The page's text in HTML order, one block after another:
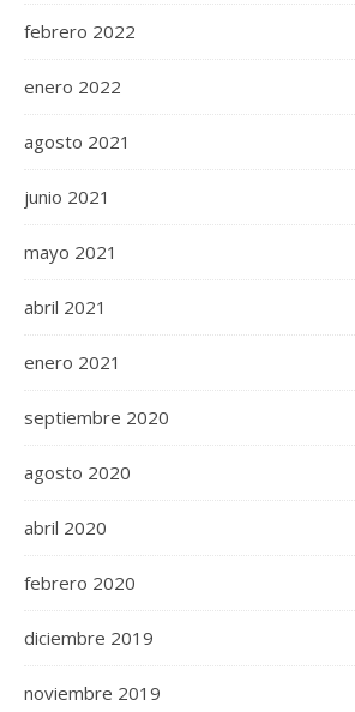
febrero 2022
enero 2022
agosto 2021
junio 2021
mayo 2021
abril 2021
enero 2021
septiembre 2020
agosto 2020
abril 2020
febrero 2020
diciembre 2019
noviembre 2019